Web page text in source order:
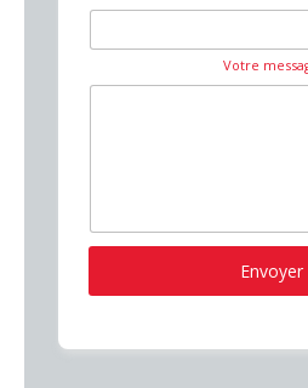
Votre
Envoyer